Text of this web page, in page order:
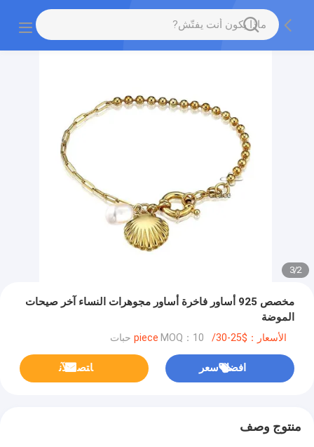
2
/
3
مخصص 925 أساور فاخرة أساور مجوهرات النساء آخر صيحات
الموضة
الأسعار：$25-30/piece MOQ：10 حبات
افضل سعر ﺎﺘﺼﻟ ﺍﻶﻧ
منتوج وصف